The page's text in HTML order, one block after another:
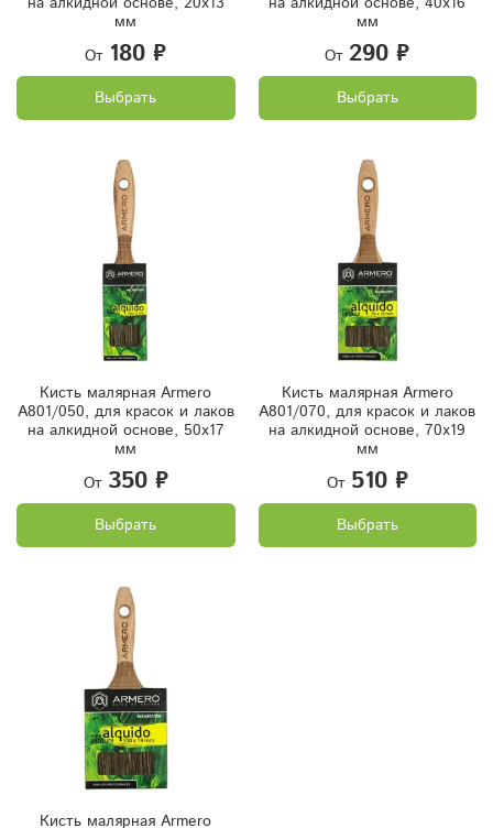
мм
От 180 ₽
Выбрать
мм
От 290 ₽
Выбрать
Кисть малярная Armero
A801/050, для красок и лаков
на алкидной основе, 50х17
мм
От 350 ₽
Выбрать
Кисть малярная Armero
A801/070, для красок и лаков
на алкидной основе, 70х19
мм
От 510 ₽
Выбрать
Кисть малярная Armero